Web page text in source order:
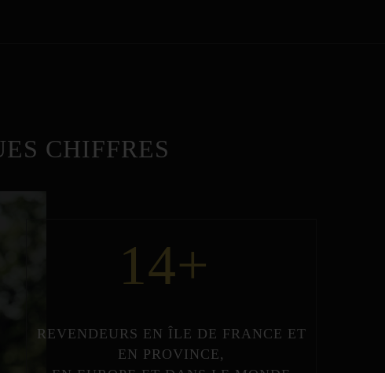
CHIFFRES
14+
REVENDEURS EN ÎLE DE FRANCE ET
EN PROVINCE,